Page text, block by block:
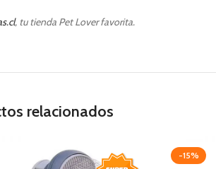
, tu tienda Pet Lover favorita.
relacionados
-15%